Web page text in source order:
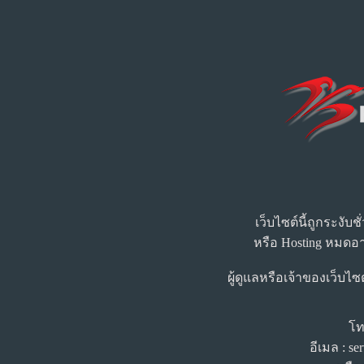
เว็บไซต์นี้ถูกระงับ
หรือ Hosting หมดอ
ผู้ดูแลหรือเจ้าของเว็บ
โ
อีเมล :